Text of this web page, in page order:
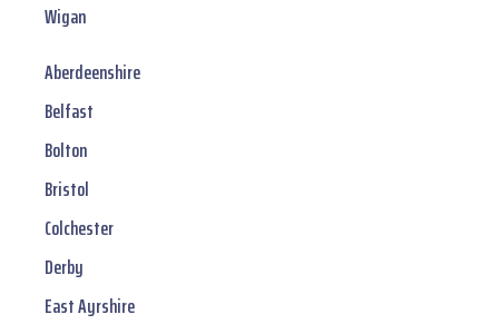
Wigan
Aberdeenshire
Belfast
Bolton
Bristol
Colchester
Derby
East Ayrshire